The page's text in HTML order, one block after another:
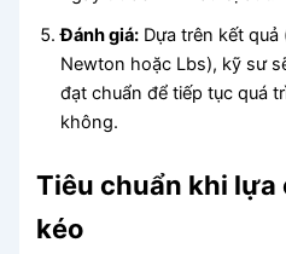
Đánh giá: Dựa trên kết
Newton hoặc Lbs), kỹ sư
đạt chuẩn để tiếp tục quá
không.
Tiêu chuẩn khi lựa
kéo